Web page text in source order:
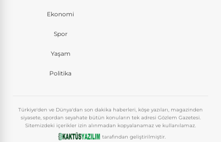
Ekonomi
Spor
Yaşam
Politika
Türkiye'den ve Dünya'dan son dakika haberleri, köşe yazıları, magazinden
siyasete, spordan seyahate bütün konuların tek adresi Gözlem Gazetesi.
Sitemizdeki içerikler izin alınmadan kopyalanamaz ve kullanılamaz.
tarafından geliştirilmiştir.